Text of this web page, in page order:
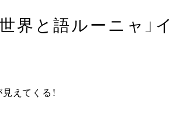
界と語ルーニャ」
えてくる！